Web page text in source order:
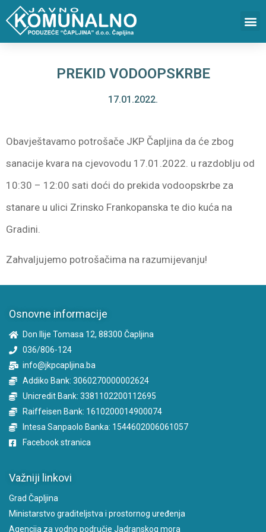
PREKID VODOOPSKRBE
17.01.2022.
Obavještavamo potrošače JKP Čapljina da će zbog
sanacije kvara na cjevovodu 17.01.2022. u razdoblju od
10:30 – 12:00 sati doći do prekida vodoopskrbe za
stanare u ulici Zrinsko Frankopanska te dio kuća na
Gradini.
Zahvaljujemo potrošačima na razumijevanju!
Osnovne informacije
Don Ilije Tomasa 12, 88300 Čapljina
036/806-124
info@jkpcapljina.ba
Addiko Bank: 3060270000002624
Unicredit Bank: 3381102200112695
Raiffeisen Bank: 1610200014900074
Intesa Sanpaolo Banka: 1544602006061057
Facebook stranica
Važniji linkovi
Grad Čapljina
Ministarstvo graditeljstva i prostornog uređenja
Agencija za vodno područje Jadranskog mora